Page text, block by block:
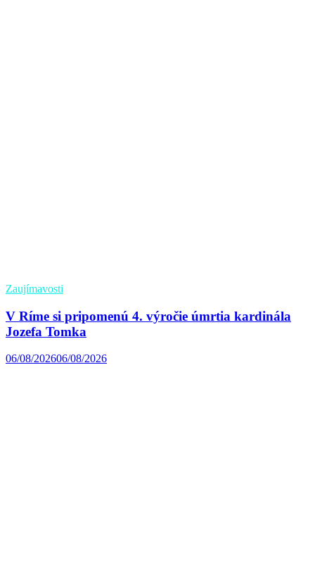
Zaujímavosti
V Ríme si pripomenú 4. výročie úmrtia kardinála
Jozefa Tomka
06/08/202606/08/2026